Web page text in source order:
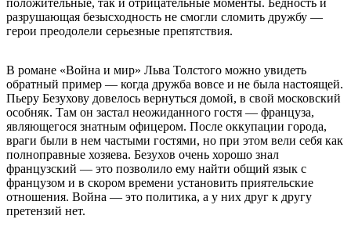
положительные, так и отрицательные моменты. Бедность и
разрушающая безысходность не смогли сломить дружбу —
герои преодолели серьезные препятствия.
В романе «Война и мир» Льва Толстого можно увидеть
обратный пример — когда дружба вовсе и не была настоящей.
Пьеру Безухову довелось вернуться домой, в свой московский
особняк. Там он застал неожиданного гостя — француза,
являющегося знатным офицером. После оккупации города,
враги были в нем частыми гостями, но при этом вели себя как
полноправные хозяева. Безухов очень хорошо знал
французский — это позволило ему найти общий язык с
французом и в скором времени установить приятельские
отношения. Война — это политика, а у них друг к другу
претензий нет.